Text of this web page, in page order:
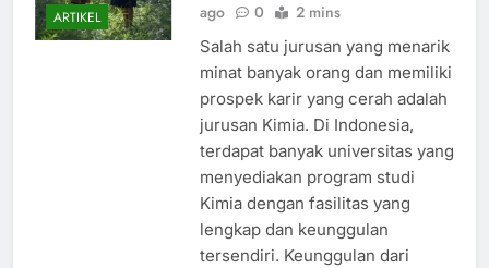
ARTIKEL
ago
0 2 mins
Salah satu jurusan yang menarik
minat banyak orang dan memiliki
prospek karir yang cerah adalah
jurusan Kimia. Di Indonesia,
terdapat banyak universitas yang
menyediakan program studi
Kimia dengan fasilitas yang
lengkap dan keunggulan
tersendiri. Keunggulan dari